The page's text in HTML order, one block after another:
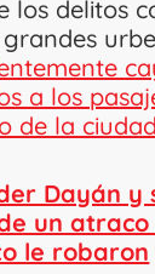
los delitos
a los
de la
Dayán y
un atraco
le robaron